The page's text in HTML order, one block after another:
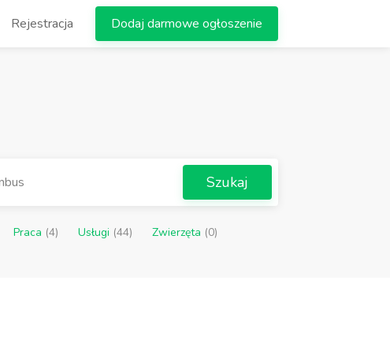
Rejestracja Dodaj darmowe ogłoszenie
Szukaj
Praca (4) Usługi (44) Zwierzęta (0)